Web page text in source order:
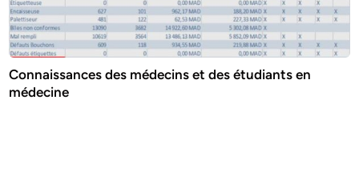
Connaissances des médecins et des étudiants en
médecine